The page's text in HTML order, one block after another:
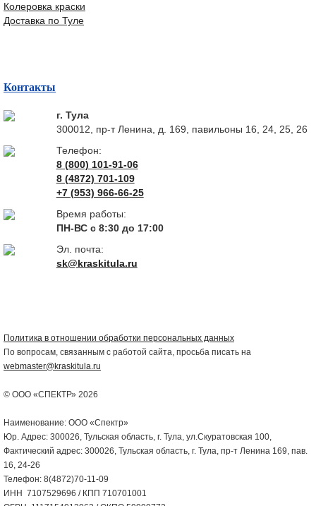
Колеровка краски
Доставка по Туле
Контакты
г. Тула
300012, пр-т Ленина, д. 169, павильоны 16, 24, 25, 26
Телефон:
8 (800) 101-91-06
8 (4872) 701-109
+7 (953) 966-66-25
Время работы:
ПН-ВС с 8:30 до 17:00
Эл. почта:
sk@kraskitula.ru
Политика в отношении обработки персональных данных
По вопросам, связанным с работой сайта, просьба писать на
webmaster@kraskitula.ru
© ООО «СПЕКТР» 2026
Наименование: ООО «Спектр»
Юр. Адрес: 300026, Тульская область, г. Тула, ул.Скуратовская 100,
Фактический адрес: 300026, Тульская область, г. Тула, пр-т Ленина 169, пав.
16, 24-26
Телефон: 8(4872)70-11-09
ИНН 7107529696 / КПП 710701001